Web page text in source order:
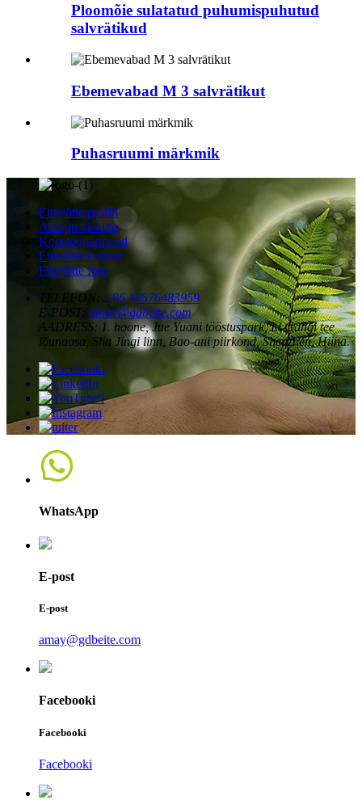
Ploomõie sulatatud puhumispuhutud
salvrätikud
Ebemevabad M 3 salvrätikut
Puhasruumi märkmik
Ettevõtte profiil
Arengu ajalugu
Koostööpartnerid
Ettevõtte kultuur
Ettevõtte foto
TELEFON: +86 18576483959
E-POST:
amay@gdbeite.com
AADRESS: 1. hoone, Jue Yuani tööstuspark, Li Gangi tee
lõunaosa, Sha Jingi linn, Bao-ani piirkond, Shenzhen, Hiina.
WhatsApp
E-post
E-post
amay@gdbeite.com
Facebooki
Facebooki
Facebooki